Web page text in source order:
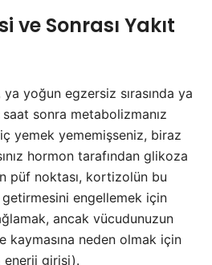
ve Sonrası Yakıt
yoğun egzersiz sırasında ya
sonra metabolizmanız
yemek yememişseniz, biraz
hormon tarafından glikoza
püf noktası, kortizolün bu
engellemek için
ancak vücudunuzun
kaymasına neden olmak için
girişi).